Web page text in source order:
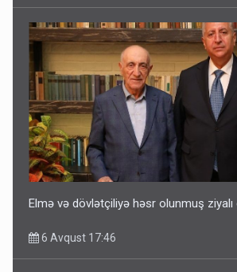
Elmə və dövlətçiliyə həsr olunmuş ziyalı
6 Avqust 17:46